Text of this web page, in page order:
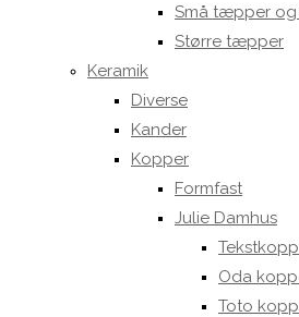
Små tæpper
Større tæpper
Keramik
Diverse
Kander
Kopper
Formfast
Julie Damhus
Oda
Toto